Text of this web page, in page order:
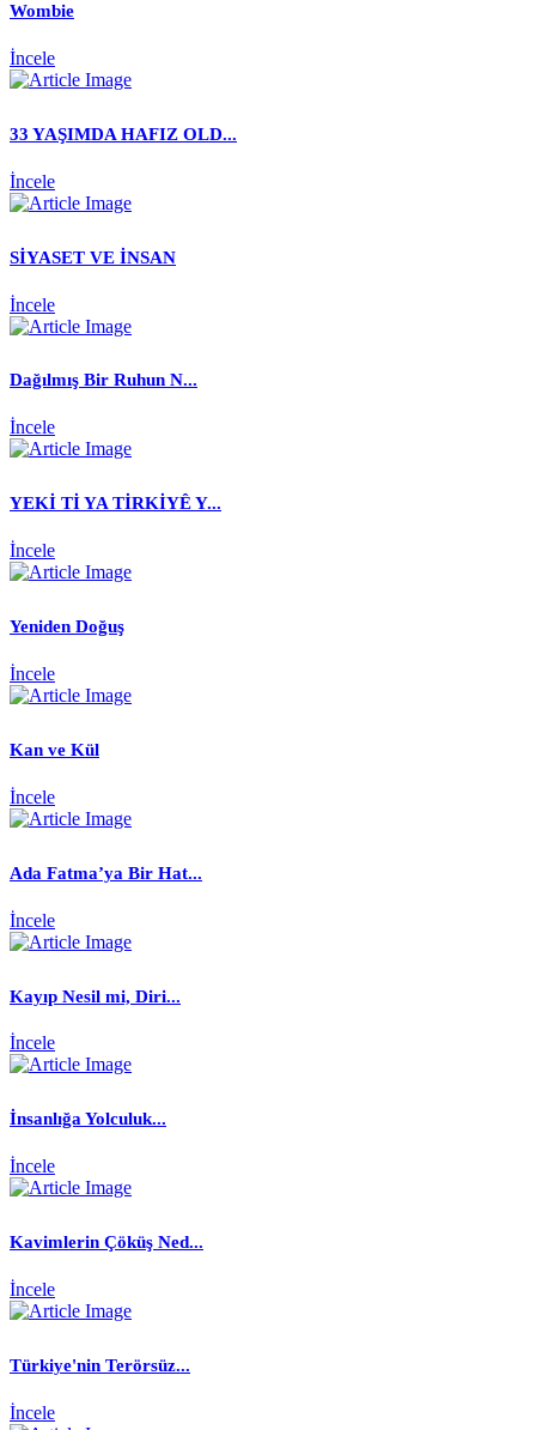
Wombie
İncele
33 YAŞIMDA HAFIZ OLD...
İncele
SİYASET VE İNSAN
İncele
Dağılmış Bir Ruhun N...
İncele
YEKİ Tİ YA TİRKİYÊ Y...
İncele
Yeniden Doğuş
İncele
Kan ve Kül
İncele
Ada Fatma’ya Bir Hat...
İncele
Kayıp Nesil mi, Diri...
İncele
İnsanlığa Yolculuk...
İncele
Kavimlerin Çöküş Ned...
İncele
Türkiye'nin Terörsüz...
İncele